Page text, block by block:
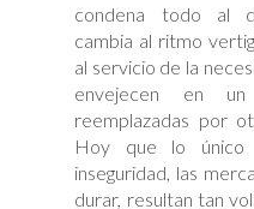
condena todo al
cambia al ritmo
al servicio de la
envejecen en
reemplazadas por
Hoy que lo único
inseguridad, las
durar, resultan tan